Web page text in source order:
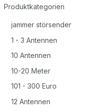
Produktkategorien
jammer störsender
1 - 3 Antennen
10 Antennen
10-20 Meter
101 - 300 Euro
12 Antennen